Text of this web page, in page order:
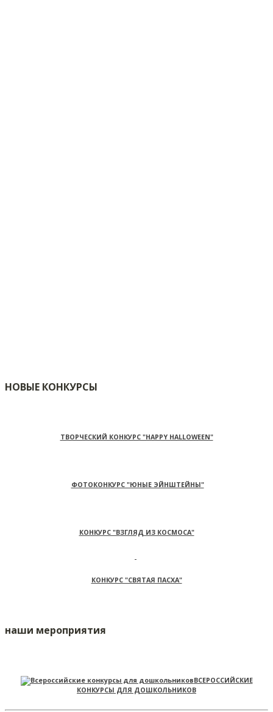
НОВЫЕ КОНКУРСЫ
ТВОРЧЕСКИЙ КОНКУРС "HAPPY HALLOWEEN"
ФОТОКОНКУРС "ЮНЫЕ ЭЙНШТЕЙНЫ"
КОНКУРС "ВЗГЛЯД ИЗ КОСМОСА"
КОНКУРС "СВЯТАЯ ПАСХА"
наши мероприятия
ВСЕРОССИЙСКИЕ
КОНКУРСЫ ДЛЯ ДОШКОЛЬНИКОВ